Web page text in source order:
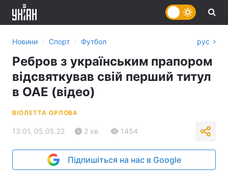
Новини › Спорт › Футбол рус
Ребров з українським прапором
відсвяткував свій перший титул
в ОАЕ (відео)
ВІОЛЕТТА ОРЛОВА
13:01, 05.05.22 2 хв. 1454
Підпишіться на нас в Google